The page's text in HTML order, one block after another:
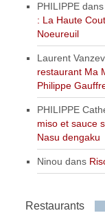
PHILIPPE dans
: La Haute
Noeureuil
Laurent
restaurant Ma
Philippe
PHILIPPE
miso et sauce
Nasu dengaku
Ninou dans
Restaurants